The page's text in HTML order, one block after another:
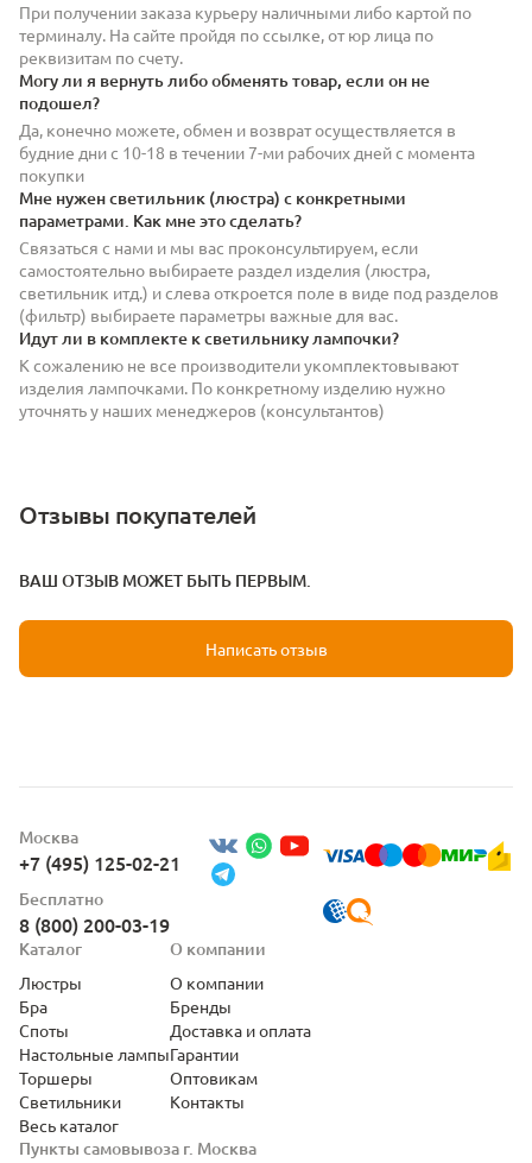
При получении заказа курьеру наличными либо картой по
терминалу. На сайте пройдя по ссылке, от юр лица по
реквизитам по счету.
Могу ли я вернуть либо обменять товар, если он не
подошел?
Да, конечно можете, обмен и возврат осуществляется в
будние дни с 10-18 в течении 7-ми рабочих дней с момента
покупки
Мне нужен светильник (люстра) с конкретными
параметрами. Как мне это сделать?
Связаться с нами и мы вас проконсультируем, если
самостоятельно выбираете раздел изделия (люстра,
светильник итд.) и слева откроется поле в виде под разделов
(фильтр) выбираете параметры важные для вас.
Идут ли в комплекте к светильнику лампочки?
К сожалению не все производители укомплектовывают
изделия лампочками. По конкретному изделию нужно
уточнять у наших менеджеров (консультантов)
Отзывы покупателей
ВАШ ОТЗЫВ МОЖЕТ БЫТЬ ПЕРВЫМ.
Написать отзыв
Москва
+7 (495) 125-02-21
Бесплатно
8 (800) 200-03-19
Пункты самовывоза г. Москва
Каталог
Люстры
Бра
Споты
Настольные лампы
Торшеры
Светильники
Весь каталог
О компании
О компании
Бренды
Доставка и оплата
Гарантии
Оптовикам
Контакты